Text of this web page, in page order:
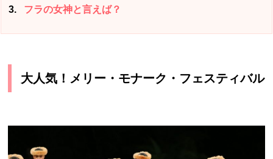
3 フラの女神と言えば？
大人気！メリー・モナーク・フェスティバル